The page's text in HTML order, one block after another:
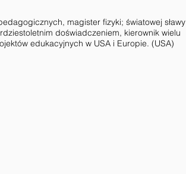
magister fizyki; światowej sławy
doświadczeniem, kierownik wielu
edukacyjnych w USA i Europie. (USA)